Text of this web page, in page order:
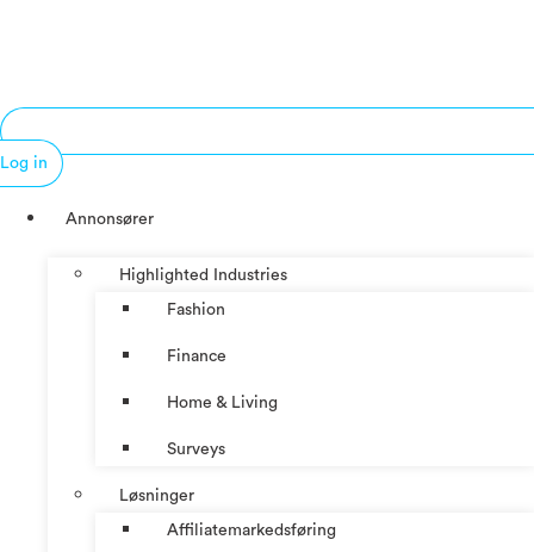
Log in
Annonsører
Highlighted Industries
Fashion
Finance
Home & Living
Surveys
Løsninger
Affiliatemarkedsføring